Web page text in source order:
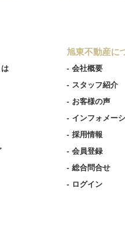
旭東不動産に
会社概要
スタッフ紹介
お客様の声
インフォメー
採用情報
会員登録
総合問合せ
ログイン